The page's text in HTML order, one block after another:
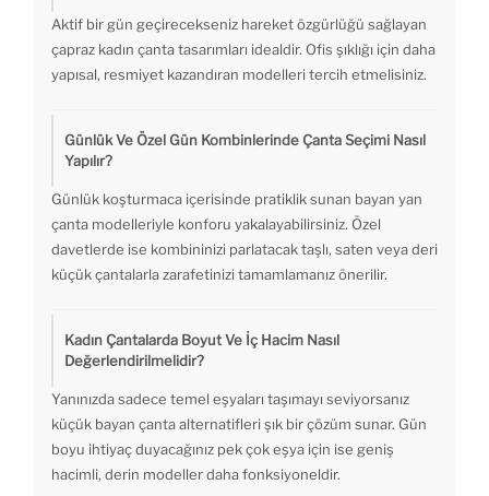
Aktif bir gün geçirecekseniz hareket özgürlüğü sağlayan
çapraz kadın çanta tasarımları idealdir. Ofis şıklığı için daha
yapısal, resmiyet kazandıran modelleri tercih etmelisiniz.
Günlük Ve Özel Gün Kombinlerinde Çanta Seçimi Nasıl
Yapılır?
Günlük koşturmaca içerisinde pratiklik sunan bayan yan
çanta modelleriyle konforu yakalayabilirsiniz. Özel
davetlerde ise kombininizi parlatacak taşlı, saten veya deri
küçük çantalarla zarafetinizi tamamlamanız önerilir.
Kadın Çantalarda Boyut Ve İç Hacim Nasıl
Değerlendirilmelidir?
Yanınızda sadece temel eşyaları taşımayı seviyorsanız
küçük bayan çanta alternatifleri şık bir çözüm sunar. Gün
boyu ihtiyaç duyacağınız pek çok eşya için ise geniş
hacimli, derin modeller daha fonksiyoneldir.